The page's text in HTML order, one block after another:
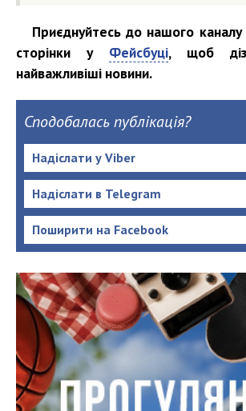
Приєднуйтесь до нашого каналу
сторінки у Фейсбуці, щоб
найважливіші новини.
Сподобалась публікація?
Надіслати у Viber
Надіслати в Telegram
Поширити на Facebook